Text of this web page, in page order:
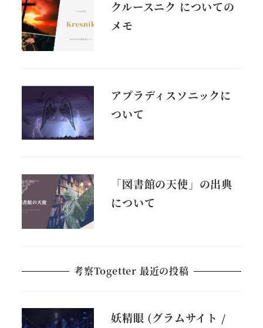
クルースニク についての
メモ
アプラディスソニックに
ついて
「図書館の天使」の出典
について
考察Togetter 最近の投稿
妖精眼 (グラムサイト /